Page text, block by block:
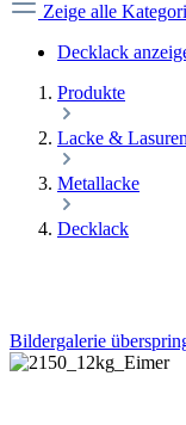
Zeige alle
Decklack
Produkte
Lacke & Lasuren
Metallacke
Decklack
Bildergalerie